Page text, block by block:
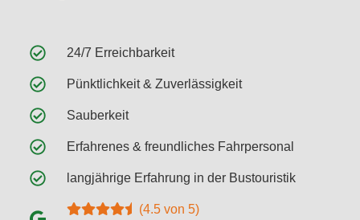
24/7 Erreichbarkeit
Pünktlichkeit & Zuverlässigkeit
Sauberkeit
Erfahrenes & freundliches Fahrpersonal
langjährige Erfahrung in der Bustouristik
(4.5 von 5)